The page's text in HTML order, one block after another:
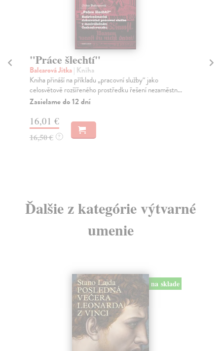
"Práce šlechtí"
Balcarová Jitka| Kniha
Kniha přináší na příkladu „pracovní služby“ jako
celosvětově rozšířeného prostředku řešení nezaměstn...
Zasielame do 12 dní
16,01 €
16,50 € ?
Ďalšie z kategórie výtvarné
umenie
na sklade